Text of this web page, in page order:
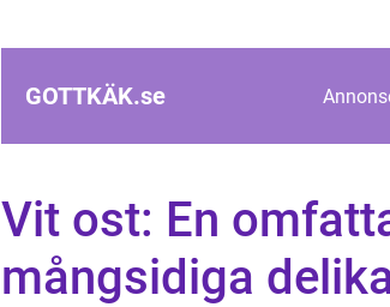
GOTTKÄK.se
Vit ost: En
mångsidiga